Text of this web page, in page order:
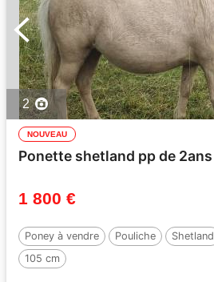
2
NOUVEAU
Ponette shetland pp de 2ans
1 800 €
Poney à vendre Pouliche Shetland
105 cm